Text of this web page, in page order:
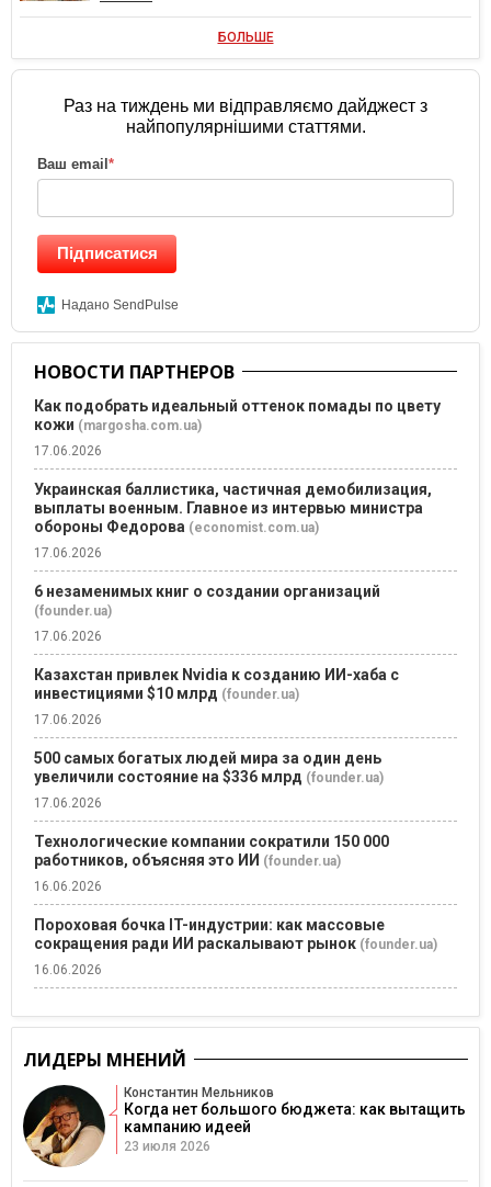
БОЛЬШЕ
Раз на тиждень ми відправляємо дайджест з
найпопулярнішими статтями.
Ваш email *
Підписатися
Надано SendPulse
НОВОСТИ ПАРТНЕРОВ
Как подобрать идеальный оттенок помады по цвету
кожи (margosha.com.ua)
17.06.2026
Украинская баллистика, частичная демобилизация,
выплаты военным. Главное из интервью министра
обороны Федорова (economist.com.ua)
17.06.2026
6 незаменимых книг о создании организаций
(founder.ua)
17.06.2026
Казахстан привлек Nvidia к созданию ИИ-хаба с
инвестициями $10 млрд (founder.ua)
17.06.2026
500 самых богатых людей мира за один день
увеличили состояние на $336 млрд (founder.ua)
17.06.2026
Технологические компании сократили 150 000
работников, объясняя это ИИ (founder.ua)
16.06.2026
Пороховая бочка IT-индустрии: как массовые
сокращения ради ИИ раскалывают рынок (founder.ua)
16.06.2026
ЛИДЕРЫ МНЕНИЙ
Константин Мельников
Когда нет большого бюджета: как вытащить
кампанию идеей
23 июля 2026